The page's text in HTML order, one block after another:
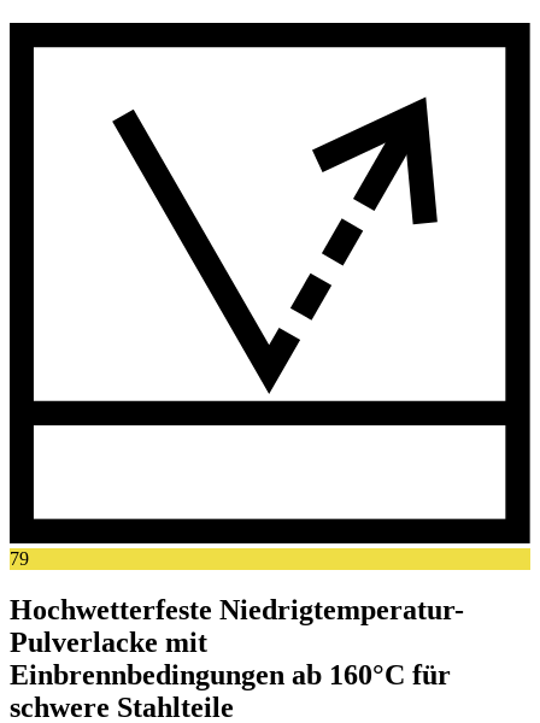
79
Hochwetterfeste Niedrigtemperatur-
Pulverlacke mit
Einbrennbedingungen ab 160°C für
schwere Stahlteile